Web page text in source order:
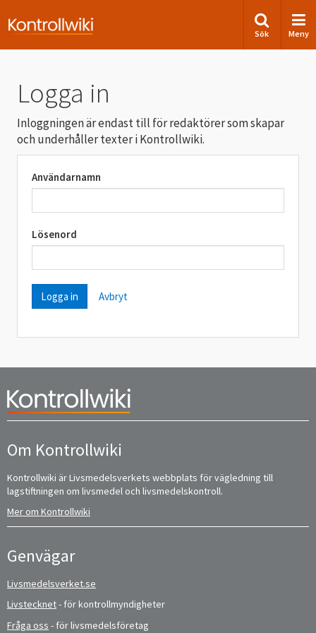
Sök Meny
Logga in
Inloggningen är endast till för redaktörer som skapar
och underhåller texter i Kontrollwiki.
Användarnamn
Lösenord
Avbryt
Om Kontrollwiki
Kontrollwiki är Livsmedelsverkets webbplats för vägledning till
lagstiftningen om livsmedel och livsmedelskontroll.
Mer om Kontrollwiki
Genvägar
Livsmedelsverket.se
Livstecknet- för kontrollmyndigheter
Fråga oss - för livsmedelsföretag